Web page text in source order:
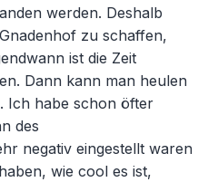
werden. Deshalb
zu schaffen,
ist die Zeit
Dann kann man heulen
Ich habe schon öfter
des
negativ eingestellt waren
wie cool es ist,